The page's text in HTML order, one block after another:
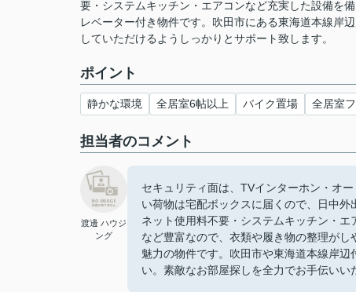
要・システムキッチン・エアコンなど充実した設備を
レベーター付き物件です。吹田市にある東海道本線岸
していただけるようしっかりとサポート致します。
ポイント
静かな環境 全居室6帖以上 バイク置場 全居室
担当者のコメント
渡邊 ハウジ
ング
セキュリティ面は、TVインターホン・オ
い荷物は宅配ボックスに届くので、日中
ネット使用料不要・システムキッチン・
など豊富なので、衣類や履き物の整理が
魅力の物件です。吹田市や東海道本線岸
い。素敵なお部屋探しを全力でお手伝いい